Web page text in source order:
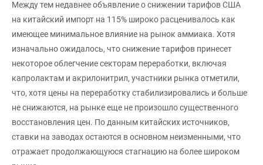
Между тем недавнее объявление о снижении тарифов США
на китайский импорт на 115% широко расценивалось как
имеющее минимальное влияние на рынок аммиака. Хотя
изначально ожидалось, что снижение тарифов принесет
некоторое облегчение секторам переработки, включая
капролактам и акрилонитрил, участники рынка отметили,
что, хотя цены на переработку стабилизировались и больше
не снижаются, на рынке еще не произошло существенного
восстановления цен. По данным китайских источников,
ставки на заводах остаются в основном неизменными, что
отражает продолжающуюся стагнацию на более широком